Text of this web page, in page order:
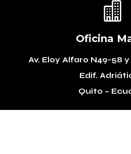

Oficina
Av. Eloy Alfaro N49-58 y
Edif.
Quito –